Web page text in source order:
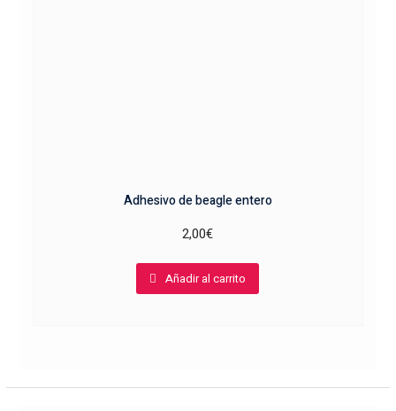
Adhesivo de beagle entero
2,00€
Añadir al carrito